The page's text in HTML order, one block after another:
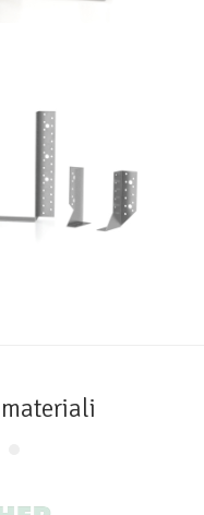
BSA
materiali